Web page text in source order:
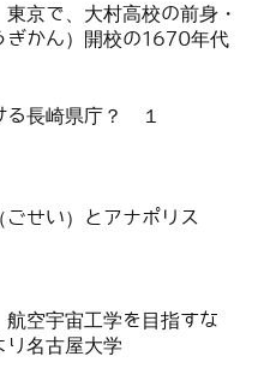
東京で、大村高校の前身・
ぎかん）開校の1670年代
る長崎県庁？ １
ごせい）とアナポリス
航空宇宙工学を目指すな
り名古屋大学